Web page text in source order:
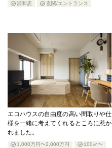
浦和店
玄関/エントランス
エコハウスの自由度の高い間取りや仕
様を一緒に考えてくれるところに惹か
れました。
1,000万円〜2,000万円
100㎡〜